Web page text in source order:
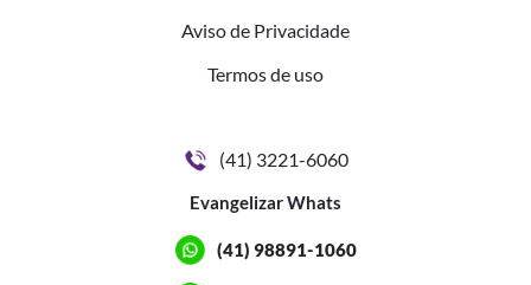
Aviso de Privacidade
Termos de uso
(41) 3221-6060
Evangelizar Whats
(41) 98891-1060